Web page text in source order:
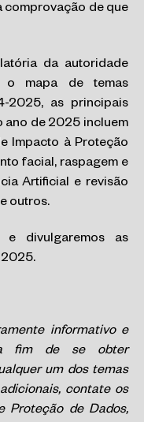
comprovação de que
da autoridade
mapa de temas
2025, as principais
ano de 2025 incluem
Impacto à Proteção
facial, raspagem e
Artificial e revisão
outros.
e divulgaremos as
informativo e
fim de se obter
um dos temas
contate os
Proteção de Dados,